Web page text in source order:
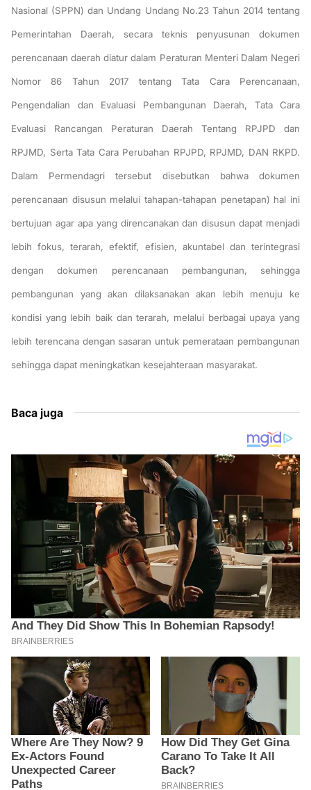
Nasional (SPPN) dan Undang Undang No.23 Tahun 2014 tentang
Pemerintahan Daerah, secara teknis penyusunan dokumen
perencanaan daerah diatur dalam Peraturan Menteri Dalam Negeri
Nomor 86 Tahun 2017 tentang Tata Cara Perencanaan,
Pengendalian dan Evaluasi Pembangunan Daerah, Tata Cara
Evaluasi Rancangan Peraturan Daerah Tentang RPJPD dan
RPJMD, Serta Tata Cara Perubahan RPJPD, RPJMD, DAN RKPD.
Dalam Permendagri tersebut disebutkan bahwa dokumen
perencanaan disusun melalui tahapan-tahapan penetapan) hal ini
bertujuan agar apa yang direncanakan dan disusun dapat menjadi
lebih fokus, terarah, efektif, efisien, akuntabel dan terintegrasi
dengan dokumen perencanaan pembangunan, sehingga
pembangunan yang akan dilaksanakan akan lebih menuju ke
kondisi yang lebih baik dan terarah, melalui berbagai upaya yang
lebih terencana dengan sasaran untuk pemerataan pembangunan
sehingga dapat meningkatkan kesejahteraan masyarakat.
Baca juga